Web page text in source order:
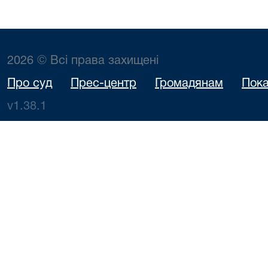
2026 © Всі права захищені
Про суд Прес-центр Громадянам
v1.38.1